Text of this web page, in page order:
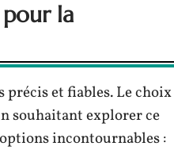
la
et fiables. Le choix
souhaitant explorer ce
incontournables :